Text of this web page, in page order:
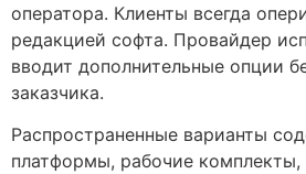
оператора. Клиенты всегда
редакцией софта. Провайдер
вводит дополнительные опции
заказчика.
Распространенные варианты
платформы, рабочие